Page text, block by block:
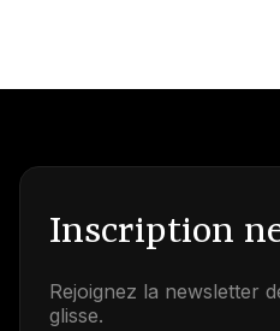
Inscription
Rejoignez la newsletter
glisse.